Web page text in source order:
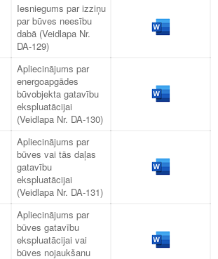
Iesniegums par izziņu
par būves neesību
dabā (Veidlapa Nr.
DA-129)
Apliecinājums par
energoapgādes
būvobjekta gatavību
ekspluatācijai
(Veidlapa Nr. DA-130)
Apliecinājums par
būves vai tās daļas
gatavību
ekspluatācijai
(Veidlapa Nr. DA-131)
Apliecinājums par
būves gatavību
ekspluatācijai vai
būves nojaukšanu